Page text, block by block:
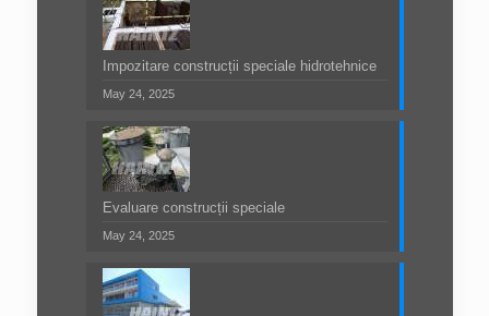
Impozitare construcții speciale hidrotehnice
May 24, 2025
Evaluare construcții speciale
May 24, 2025